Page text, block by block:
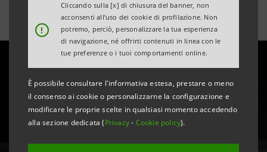
!
Cliccando sulla [x] di chiusura del banner, non
acconsenti all’uso dei cookie di profilazione. Non
potremo, perciò, personalizzare la tua esperienza
di navigazione, né offrirti contenuti in linea con le
tue preferenze o i tuoi comportamenti online.
È possibile consultare l'informativa estesa, prestare o meno
il consenso ai cookie o personalizzarne la configurazione e
modificare le proprie scelte in qualsiasi momento accedendo
alla sezione dedicata (Privacy- Cookie policy).